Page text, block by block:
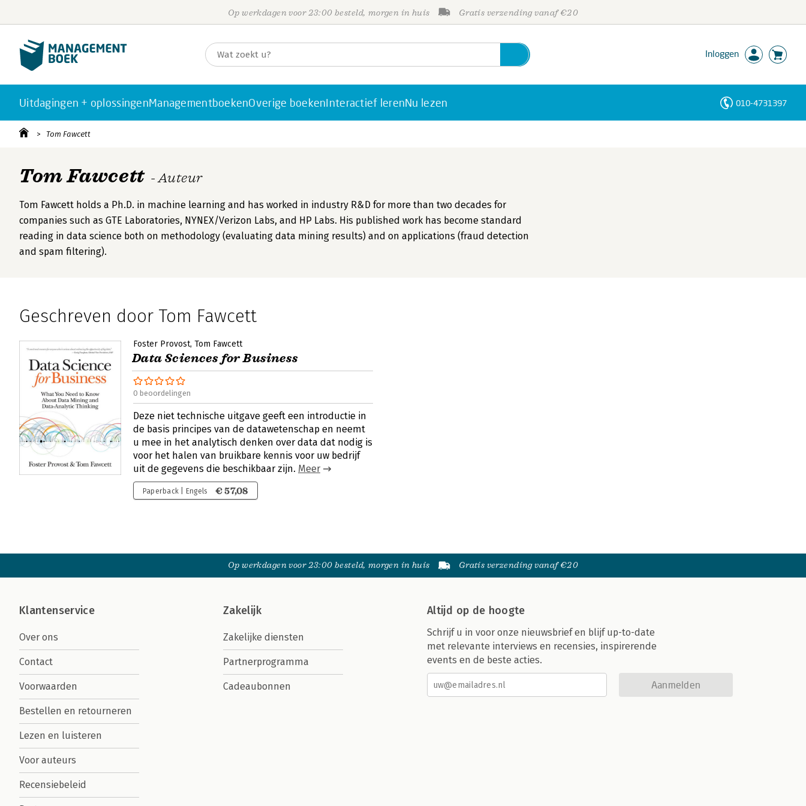
Op werkdagen voor 23:00 besteld, morgen in huis Gratis verzending vanaf €20
Inloggen
Uitdagingen + oplossingenManagementboekenOverige boekenInteractief lerenNu lezen 010-4731397
Tom Fawcett
Tom Fawcett - Auteur
Tom Fawcett holds a Ph.D. in machine learning and has worked in industry R&D for more than two decades for
companies such as GTE Laboratories, NYNEX/Verizon Labs, and HP Labs. His published work has become standard
reading in data science both on methodology (evaluating data mining results) and on applications (fraud detection
and spam filtering).
Geschreven door Tom Fawcett
Foster Provost Tom Fawcett
Data Sciences for Business
0 beoordelingen
Deze niet technische uitgave geeft een introductie in
de basis principes van de datawetenschap en neemt
u mee in het analytisch denken over data dat nodig is
voor het halen van bruikbare kennis voor uw bedrijf
uit de gegevens die beschikbaar zijn. Meer
Paperback | Engels € 57,08
Op werkdagen voor 23:00 besteld, morgen in huis Gratis verzending vanaf €20
Klantenservice
Over ons
Contact
Voorwaarden
Bestellen en retourneren
Lezen en luisteren
Voor auteurs
Recensiebeleid
Zakelijk
Zakelijke diensten
Partnerprogramma
Cadeaubonnen
Altijd op de hoogte
Schrijf u in voor onze nieuwsbrief en blijf up-to-date
met relevante interviews en recensies, inspirerende
events en de beste acties.
Aanmelden
Personen